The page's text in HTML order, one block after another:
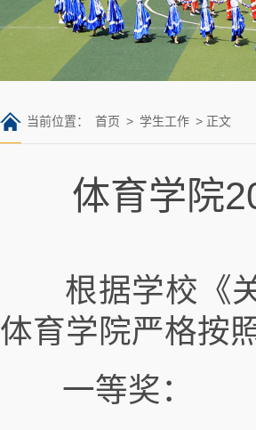
当前位置： 首页 > 学生工作 > 正文
体育学院
根据学校《
体育学院严格按
一等奖：